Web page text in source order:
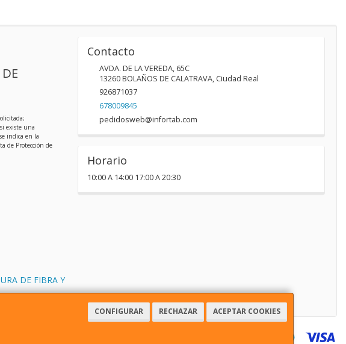
CONFIGURAR RECHAZAR ACEPTAR COOKIES
existe una
indica en la
de Protección de
DE FIBRA Y
Contacto
AVDA. DE LA VEREDA, 65C
13260BOLAÑOS DE CALATRAVA, Ciudad Real
926871037
678009845
pedidosweb@infortab.com
Horario
10:00 A 14:00 17:00 A 20:30